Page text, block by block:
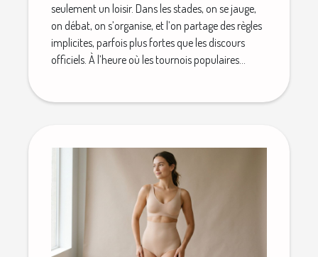
seulement un loisir. Dans les stades, on se jauge,
on débat, on s’organise, et l’on partage des règles
implicites, parfois plus fortes que les discours
officiels. À l’heure où les tournois populaires...